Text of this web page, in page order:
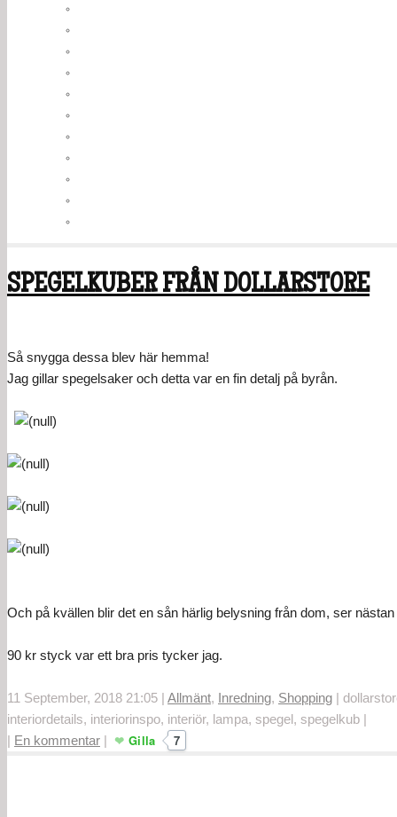
SPEGELKUBER FRÅN DOLLARSTORE
Så snygga dessa blev här hemma!
Jag gillar spegelsaker och detta var en fin detalj på byrån.
Och på kvällen blir det en sån härlig belysning från dom, ser
90 kr styck var ett bra pris tycker jag.
11 September, 2018 21:05 | Allmänt, Inredning, Shopping |
interiordetails, interiorinspo, interiör, lampa, spegel, spegelkub |
| En kommentar | 7
Gilla